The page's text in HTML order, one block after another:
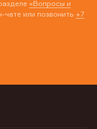
«Вопросы и
чате или позвонить +7